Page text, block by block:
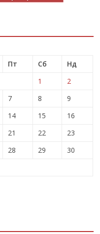
Пт Сб
Нд
1
2
7 8
9
14 15
16
21 22
23
28 29
30